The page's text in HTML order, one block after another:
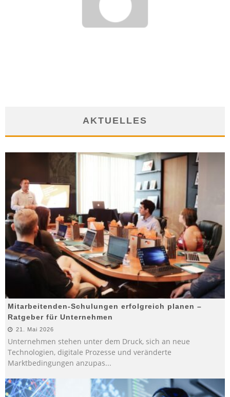
AKTUELLES
Mitarbeitenden-Schulungen erfolgreich planen –
Ratgeber für Unternehmen
21. Mai 2026
Unternehmen stehen unter dem Druck, sich an neue
Technologien, digitale Prozesse und veränderte
Marktbedingungen anzupas...